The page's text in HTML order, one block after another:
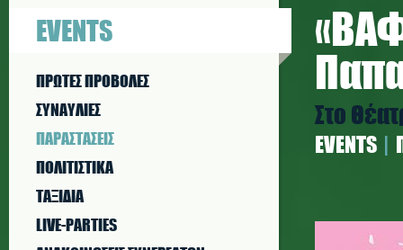
EVENTS
ΠΡΩΤΕΣ ΠΡΟΒΟΛΕΣ
ΣΥΝΑΥΛΙΕΣ
ΠΑΡΑΣΤAΣΕΙΣ
ΠΟΛΙΤΙΣΤΙΚA
ΤΑΞΙΔΙΑ
LIVE-PARTIES
Στο
EVENTS
vafta-